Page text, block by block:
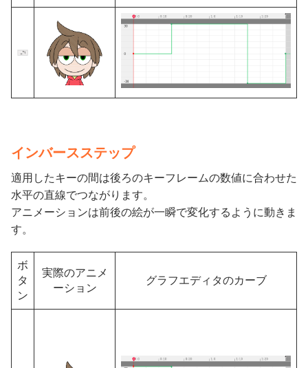
インバースステップ
適用したキーの間は後ろのキーフレームの数値に合わせた
水平の直線でつながります。
アニメーションは前後の絵が一瞬で変化するように動きま
す。
ボ
タ
ン
実際のアニメ
ーション
グラフエディタのカーブ